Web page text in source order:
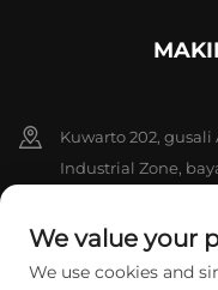
Kuwarto 202, gusali
Industrial Zone,
+86-18925142858
We value your
We use cookies and